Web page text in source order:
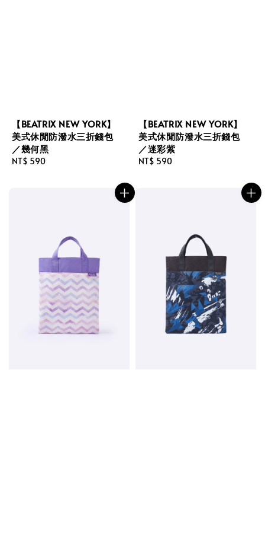
【BEATRIX NEW YORK】
美式休閒防潑水三折錢包
／幾何黑
Regular
NT$ 590
【BEATRIX NEW YORK】
美式休閒防潑水三折錢包
／迷彩紫
Regular
NT$ 590